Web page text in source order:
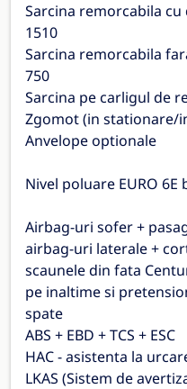
Sarcina remorcabila
1510
Sarcina remorcabila
750
Sarcina pe carligul de
Zgomot (in stationare/
Anvelope optionale
Nivel poluare EURO 6E
Airbag-uri sofer +
airbag-uri laterale +
scaunele din fata
pe inaltime si
spate
ABS + EBD + TCS + ESC
HAC - asistenta la
LKAS (Sistem de